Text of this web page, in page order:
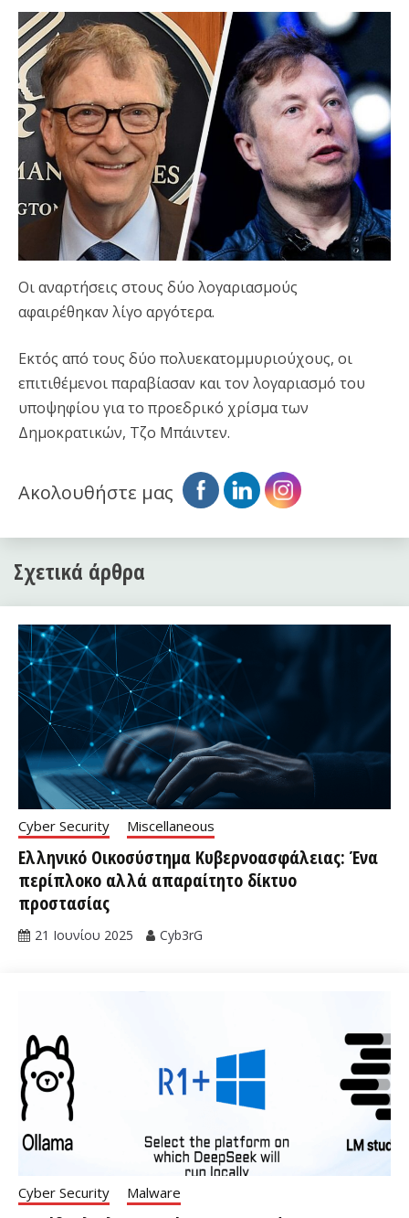
Οι αναρτήσεις στους δύο λογαριασμούς
αφαιρέθηκαν λίγο αργότερα.
Εκτός από τους δύο πολυεκατομμυριούχους, οι
επιτιθέμενοι παραβίασαν και τον λογαριασμό του
υποψηφίου για το προεδρικό χρίσμα των
Δημοκρατικών, Τζο Μπάιντεν.
Ακολουθήστε μας
Σχετικά άρθρα
Cyber Security Miscellaneous
Ελληνικό Οικοσύστημα Κυβερνοασφάλειας: Ένα
περίπλοκο αλλά απαραίτητο δίκτυο
προστασίας
21 Ιουνίου 2025 Cyb3rG
Cyber Security Malware